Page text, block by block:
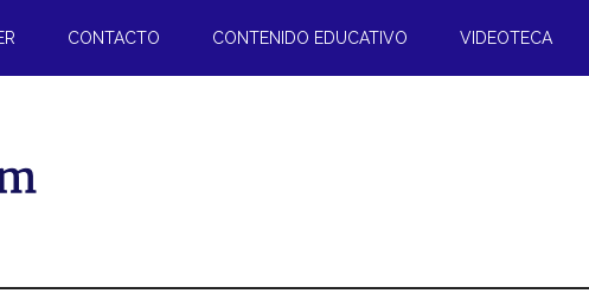
CONTACTO CONTENIDO EDUCATIVO VIDEOTECA